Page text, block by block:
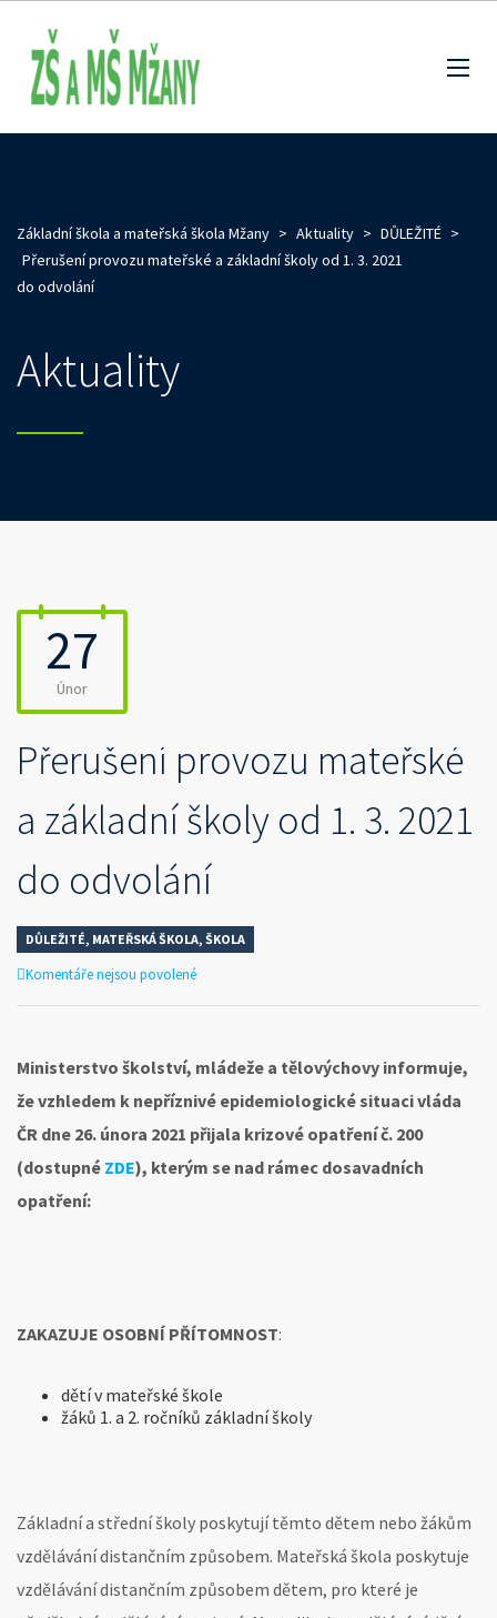
Základní škola a mateřská škola Mžany > Aktuality > DŮLEŽITÉ >
Přerušení provozu mateřské a základní školy od 1. 3. 2021
do odvolání
Aktuality
27
Únor
Přerušení provozu mateřské
a základní školy od 1. 3. 2021
do odvolání
DŮLEŽITÉ, MATEŘSKÁ ŠKOLA, ŠKOLA
Komentáře nejsou povolenéu
Přerušení
mateřské
a základní
od 1. 3. 2021
Ministerstvo školství, mládeže a tělovýchovy informuje,
že vzhledem k nepříznivé epidemiologické situaci vláda
ČR dne 26. února 2021 přijala krizové opatření č. 200
(dostupné ZDE), kterým se nad rámec dosavadních
opatření:
ZAKAZUJE OSOBNÍ PŘÍTOMNOST:
dětí v mateřské škole
žáků 1. a 2. ročníků základní školy
Základní a střední školy poskytují těmto dětem nebo žákům
vzdělávání distančním způsobem. Mateřská škola poskytuje
vzdělávání distančním způsobem dětem, pro které je